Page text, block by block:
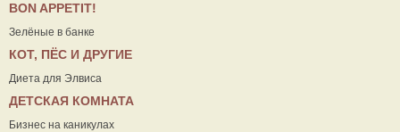
ВON APPETIT!
Зелёные в банке
КОТ, ПЁС И ДРУГИЕ
Диета для Элвиса
ДЕТСКАЯ КОМНАТА
Бизнес на каникулах